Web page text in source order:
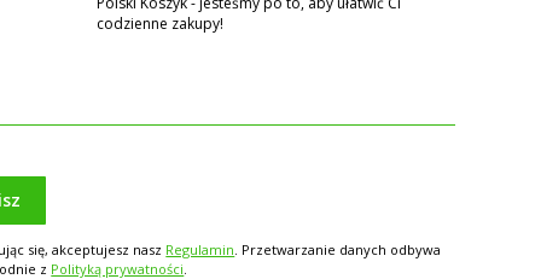
codzienne zakupy!
się, akceptujesz nasz Regulamin . Przetwarzanie danych odbywa
z Polityką prywatności